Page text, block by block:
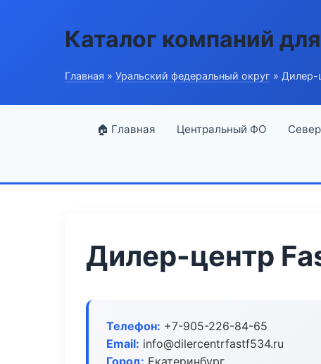
Каталог компаний
Главная » Уральский федеральный округ » Дилер-
🏠 Главная Центральный ФО
Дилер-центр
Телефон: +7-905-226-84-65
Email: info@dilercentrfastf534.ru
Город: Екатеринбург